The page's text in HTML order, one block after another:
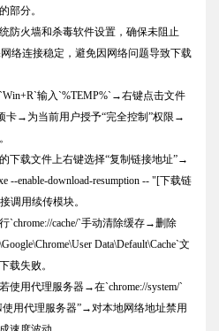
部分。
防火墙和杀毒软件设置，确保未阻止
络连接稳定，避免因网络问题导致下载
输入`%TEMP%`→右键点击文件
卡→为当前用户授予“完全控制”权限→
下载文件上右键选择“复制链接地址”→
--enable-download-resumption -- "[下载链
调用续传模块。
`chrome://cache/`手动清除缓存→删除
Data\Default\Cache`文
载失败。
使用代理服务器→在`chrome://system/`
用代理服务器”→对本地网络地址禁用